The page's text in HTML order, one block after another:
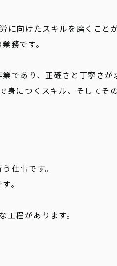
向けたスキルを磨くことが
務です。
であり、正確さと丁寧さが
身につくスキル、そしてそ
仕事です。
。
程があります。